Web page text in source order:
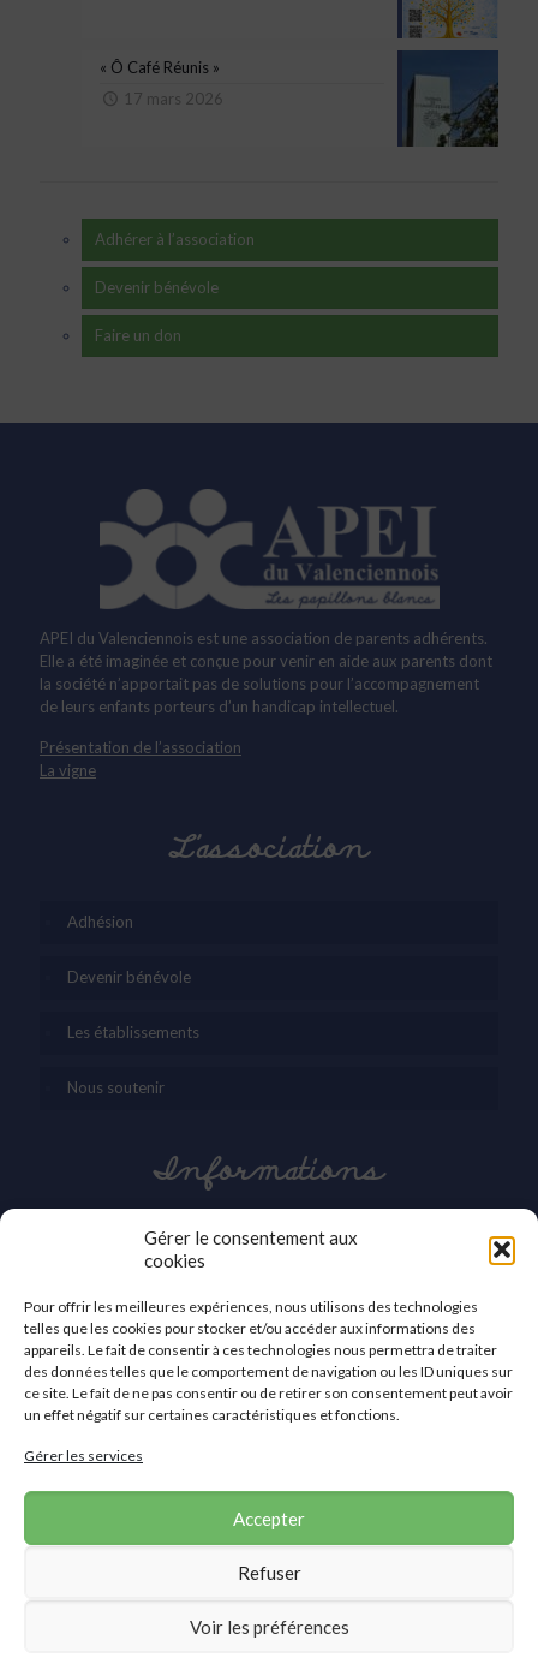
Gérer le consentement aux
cookies
Pour offrir les meilleures expériences, nous utilisons des technologies
telles que les cookies pour stocker et/ou accéder aux informations des
appareils. Le fait de consentir à ces technologies nous permettra de traiter
des données telles que le comportement de navigation ou les ID uniques sur
ce site. Le fait de ne pas consentir ou de retirer son consentement peut avoir
un effet négatif sur certaines caractéristiques et fonctions.
Gérer les services
Accepter
Refuser
Voir les préférences
« Ô Café Réunis »
17 mars 2026
Adhérer à l’association
Devenir bénévole
Faire un don
APEI du Valenciennois est une association de parents adhérents.
Elle a été imaginée et conçue pour venir en aide aux parents dont
la société n’apportait pas de solutions pour l’accompagnement
de leurs enfants porteurs d’un handicap intellectuel.
Présentation de l’association
La vigne
L’association
Adhésion
Devenir bénévole
Les établissements
Nous soutenir
Informations
03 27 42 86 30
APEI du Valenciennois
2a, avenue des Sports
59410 Anzin
Nous contacter
Mentions légales |Politique de confidentialité